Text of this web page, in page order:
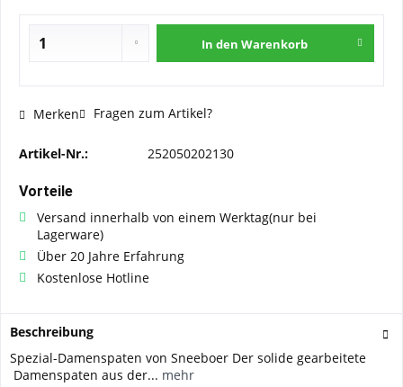
In den Warenkorb
Merken Fragen zum Artikel?
Artikel-Nr.: 252050202130
Vorteile
Versand innerhalb von einem Werktag(nur bei
Lagerware)
Über 20 Jahre Erfahrung
Kostenlose Hotline
Beschreibung
Spezial-Damenspaten von Sneeboer Der solide gearbeitete
Damenspaten aus der... mehr